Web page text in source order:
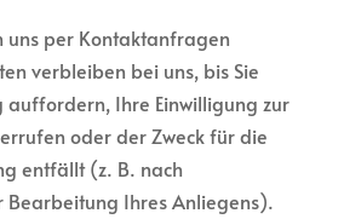
uns per Kontaktanfragen
verbleiben bei uns, bis Sie
auffordern, Ihre Einwilligung zur
oder der Zweck für die
entfällt (z. B. nach
Bearbeitung Ihres Anliegens).